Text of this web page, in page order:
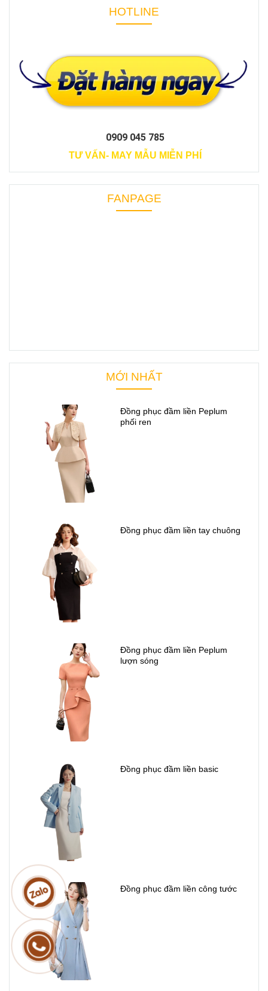
HOTLINE
0909 045 785
TƯ VẤN- MAY MẪU MIỄN PHÍ
FANPAGE
MỚI NHẤT
Đồng phục đầm liền Peplum
phối ren
Đồng phục đầm liền tay chuông
Đồng phục đầm liền Peplum
lượn sóng
Đồng phục đầm liền basic
Đồng phục đầm liền công tước